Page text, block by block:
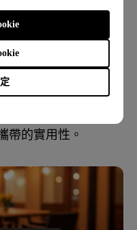
輕巧耐用的收納包，
帶的實用性。